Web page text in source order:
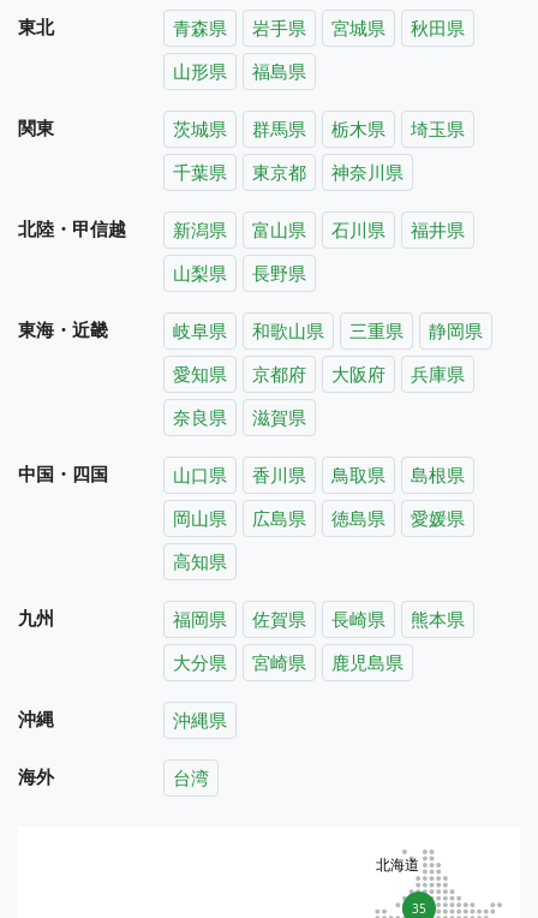
東北 青森県 岩手県 宮城県
秋田県
山形県
福島県
関東 茨城県 群馬県 栃木県
埼玉県
千葉県
東京都 神奈川県
北陸・甲信越 新潟県 富山県 石川県
福井県
山梨県
長野県
東海・近畿 岐阜県 和歌山県 三重県
静岡県
愛知県
京都府 大阪府
兵庫県
奈良県
滋賀県
中国・四国 山口県 香川県 鳥取県
島根県
岡山県
広島県 徳島県
愛媛県
高知県
九州 福岡県 佐賀県 長崎県
熊本県
大分県
宮崎県 鹿児島県
沖縄 沖縄県
海外 台湾
35
北海道